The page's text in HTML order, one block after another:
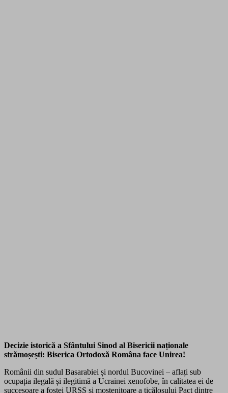
Decizie istorică a Sfântului Sinod al Bisericii naționale
strămoșești: Biserica Ortodoxă Româna face Unirea!
Românii din sudul Basarabiei și nordul Bucovinei – aflați sub
ocupația ilegală și ilegitimă a Ucrainei xenofobe, în calitatea ei de
succesoare a fostei URSS și moștenitoare a ticălosului Pact dintre